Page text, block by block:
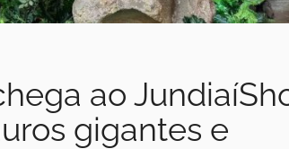
ao
gigantes e